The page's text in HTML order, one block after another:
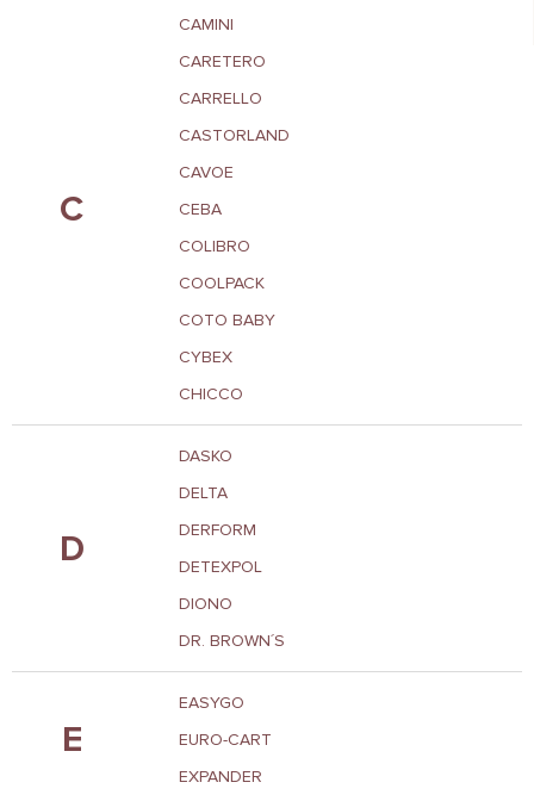
C
CAMINI
CARETERO
CARRELLO
CASTORLAND
CAVOE
CEBA
COLIBRO
COOLPACK
COTO BABY
CYBEX
CHICCO
D
DASKO
DELTA
DERFORM
DETEXPOL
DIONO
DR. BROWN´S
E
EASYGO
EURO-CART
EXPANDER